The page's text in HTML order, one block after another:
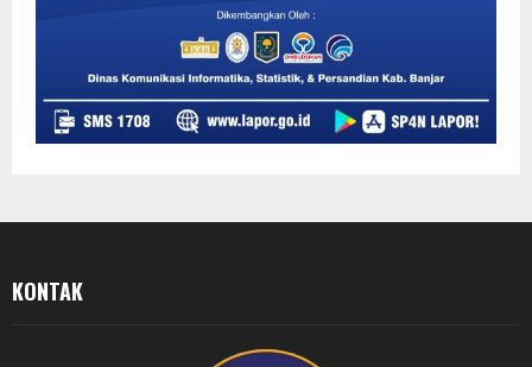
KONTAK